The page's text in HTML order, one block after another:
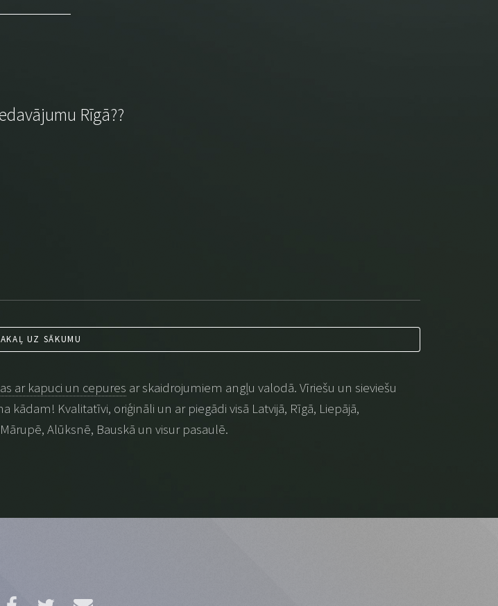
Rīgā??
UZ SĀKUMU
ar kapuci un cepures ar skaidrojumiem angļu valodā. Vīriešu un sieviešu
Kvalitatīvi, oriģināli un ar piegādi visā Latvijā, Rīgā, Liepājā,
Alūksnē, Bauskā un visur pasaulē.